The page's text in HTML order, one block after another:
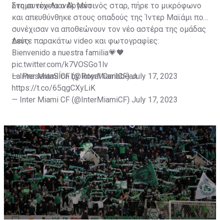
όνομα του Λιονέλ Μέσι.
Στη συνέχεια ο Αργεντινός σταρ, πήρε το μικρόφωνο
και απευθύνθηκε στους οπαδούς της Ίντερ Μαϊάμι που
συνέχισαν να αποθεώνουν τον νέο αστέρα της ομάδας
τους.
Δείτε παρακάτω video και φωτογραφίες:
Bienvenido a nuestra familia💗🖤
pic.twitter.com/k7VOSGo1lv
— Inter Miami CF (@InterMiamiCF)July 17, 2023
La PresentaSÍon by Royal Caribbean
https://t.co/65qgCXyLiK
— Inter Miami CF (@InterMiamiCF) July 17, 2023